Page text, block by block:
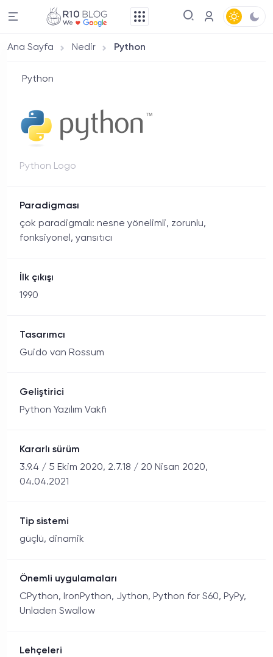
Ana Sayfa Nedir Python
Python
Python Logo
Paradigması
çok paradigmalı: nesne yönelimli, zorunlu,
fonksiyonel, yansıtıcı
İlk çıkışı
1990
Tasarımcı
Guido van Rossum
Geliştirici
Python Yazılım Vakfı
Kararlı sürüm
3.9.4 / 5 Ekim 2020, 2.7.18 / 20 Nisan 2020,
04.04.2021
Tip sistemi
güçlü, dinamik
Önemli uygulamaları
CPython, IronPython, Jython, Python for S60, PyPy,
Unladen Swallow
Lehçeleri